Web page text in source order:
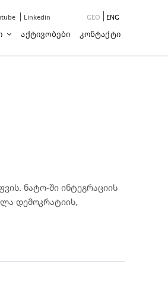
Linkedin GEO ENG
Აქტივობები Კონტაქტი
ნატო-ში ინტეგრაციის
დემოკრატიის,